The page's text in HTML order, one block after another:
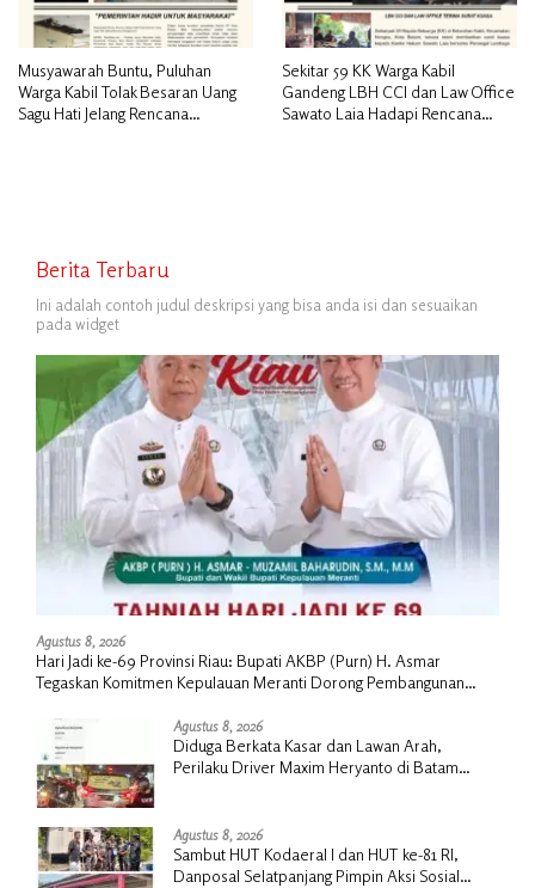
Musyawarah Buntu, Puluhan
Warga Kabil Tolak Besaran Uang
Sagu Hati Jelang Rencana
Sekitar 59 KK Warga Kabil
Gandeng LBH CCI dan Law Office
Sawato Laia Hadapi Rencana
Berita Terbaru
Ini adalah contoh judul deskripsi yang bisa anda isi dan sesuaikan
pada widget
Agustus 8, 2026
Hari Jadi ke-69 Provinsi Riau: Bupati AKBP (Purn) H. Asmar
Tegaskan Komitmen Kepulauan Meranti Dorong Pembangunan
Agustus 8, 2026
Diduga Berkata Kasar dan Lawan Arah,
Perilaku Driver Maxim Heryanto di Batam
Agustus 8, 2026
Sambut HUT Kodaeral I dan HUT ke-81 RI,
Danposal Selatpanjang Pimpin Aksi Sosial